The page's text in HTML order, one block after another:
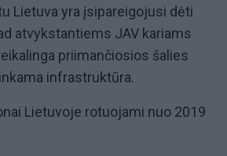
Lietuva yra įsipareigojusi dėti
atvykstantiems JAV kariams
priimančiosios šalies
infrastruktūra.
Lietuvoje rotuojami nuo 2019